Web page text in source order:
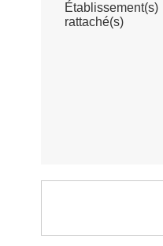
Établissement(s)
rattaché(s)